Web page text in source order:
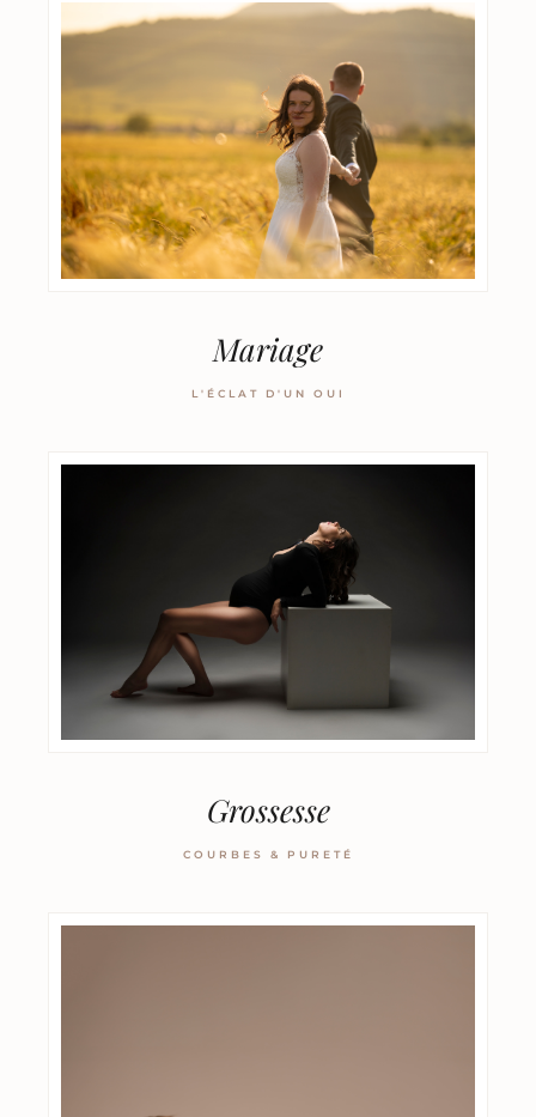
Mariage
L'ÉCLAT D'UN OUI
Grossesse
COURBES & PURETÉ